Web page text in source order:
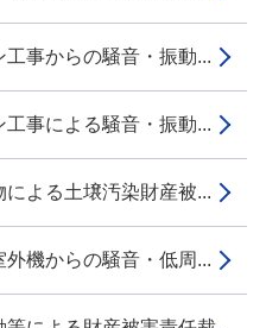
事からの騒音・振動...
事による騒音・振動...
よる土壌汚染財産被...
機からの騒音・低周...